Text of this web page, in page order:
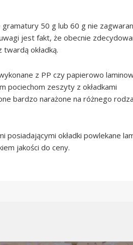
50 g lub 60 g nie
jest fakt, że obecnie
okładką.
z PP czy papierowo
pociechom zeszyty z okładkami
bardzo narażone na różnego
okładki powlekane
jakości do ceny.